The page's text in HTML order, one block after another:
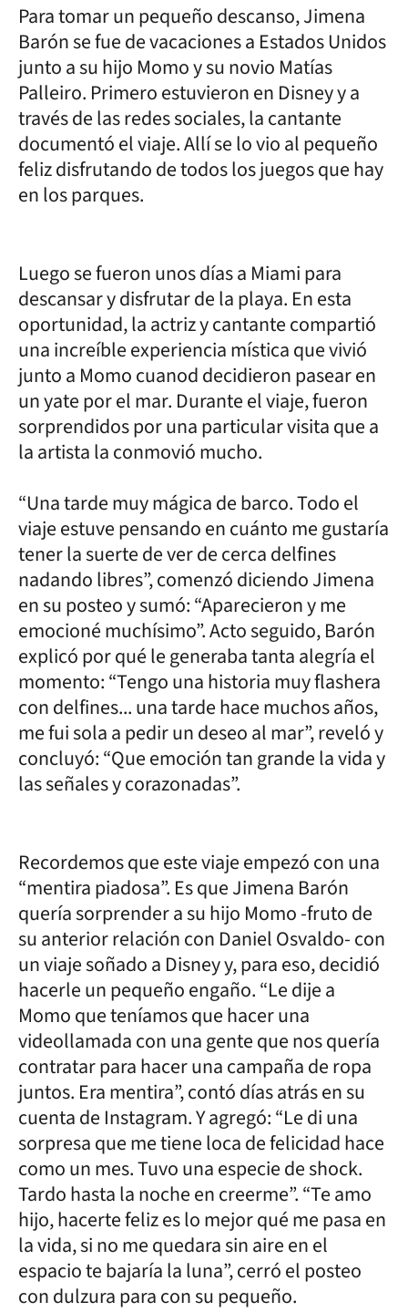
Para tomar un pequeño descanso, Jimena
Barón se fue de vacaciones a Estados Unidos
junto a su hijo Momo y su novio Matías
Palleiro. Primero estuvieron en Disney y a
través de las redes sociales, la cantante
documentó el viaje. Allí se lo vio al pequeño
feliz disfrutando de todos los juegos que hay
en los parques.
Luego se fueron unos días a Miami para
descansar y disfrutar de la playa. En esta
oportunidad, la actriz y cantante compartió
una increíble experiencia mística que vivió
junto a Momo cuanod decidieron pasear en
un yate por el mar. Durante el viaje, fueron
sorprendidos por una particular visita que a
la artista la conmovió mucho.
“Una tarde muy mágica de barco. Todo el
viaje estuve pensando en cuánto me gustaría
tener la suerte de ver de cerca delfines
nadando libres”, comenzó diciendo Jimena
en su posteo y sumó: “Aparecieron y me
emocioné muchísimo”. Acto seguido, Barón
explicó por qué le generaba tanta alegría el
momento: “Tengo una historia muy flashera
con delfines... una tarde hace muchos años,
me fui sola a pedir un deseo al mar”, reveló y
concluyó: “Que emoción tan grande la vida y
las señales y corazonadas”.
Recordemos que este viaje empezó con una
“mentira piadosa”. Es que Jimena Barón
quería sorprender a su hijo Momo -fruto de
su anterior relación con Daniel Osvaldo- con
un viaje soñado a Disney y, para eso, decidió
hacerle un pequeño engaño. “Le dije a
Momo que teníamos que hacer una
videollamada con una gente que nos quería
contratar para hacer una campaña de ropa
juntos. Era mentira”, contó días atrás en su
cuenta de Instagram. Y agregó: “Le di una
sorpresa que me tiene loca de felicidad hace
como un mes. Tuvo una especie de shock.
Tardo hasta la noche en creerme”. “Te amo
hijo, hacerte feliz es lo mejor qué me pasa en
la vida, si no me quedara sin aire en el
espacio te bajaría la luna”, cerró el posteo
con dulzura para con su pequeño.